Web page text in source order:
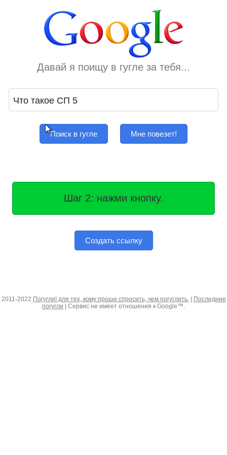
Давай я поищу в гугле за тебя...
Поиск в гугле Мне повезет!
Шаг 2: нажми кнопку.
Создать ссылку
2011-2022 Погугли! для тех, кому проще спросить, чем погуглить.|
Последние
погугли | Сервис не имеет отношения к Google™.